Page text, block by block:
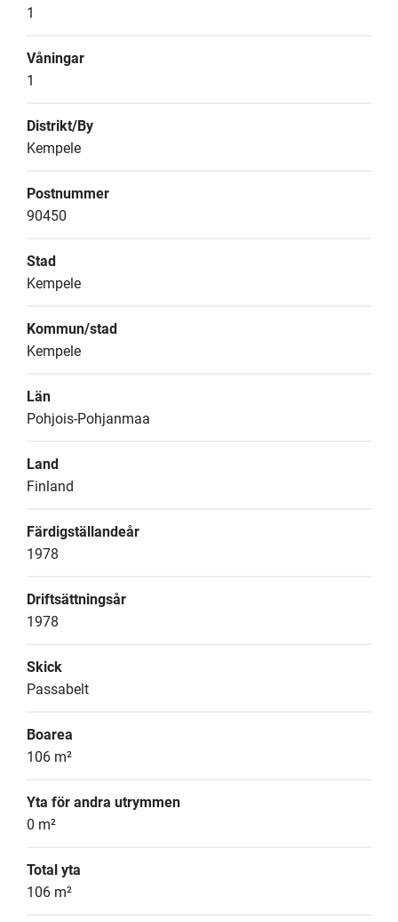
1
Våningar
1
Distrikt/By
Kempele
Postnummer
90450
Stad
Kempele
Kommun/stad
Kempele
Län
Pohjois-Pohjanmaa
Land
Finland
Färdigställandeår
1978
Driftsättningsår
1978
Skick
Passabelt
Boarea
106 m²
Yta för andra utrymmen
0 m²
Total yta
106 m²